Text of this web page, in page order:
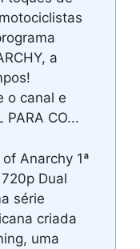
a
o canal e
CO...
Anarchy 1ª
Dual
série
criada
uma